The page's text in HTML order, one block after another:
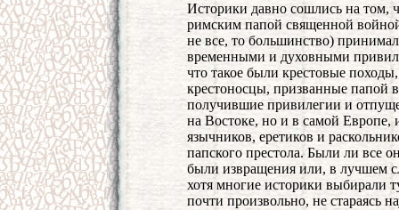
Историки давно сошлись на том,
римским папой священной
не все, то большинство)
временными и духовными
что такое были крестовые
крестоносцы, призванные папой
получившие привилегии и
на Востоке, но и в самой Европе,
язычников, еретиков и
папского престола. Были ли все
были извращения или, в лучшем
хотя многие историки выбирали
почти произвольно, не стараясь